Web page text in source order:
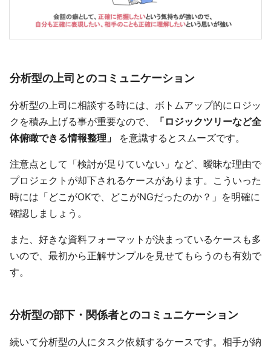
分析型の上司とのコミュニケーション
分析型の上司に相談する時には、ボトムアップ的にロジッ
クを積み上げる事が重要なので、
「ロジックツリーなど全
体俯瞰できる情報整理」
を意識するとスムーズです。
注意点として「検討が足りていない」など、曖昧な理由で
プロジェクトが却下されるケースがあります。こういった
時には「どこがOKで、どこがNGだったのか？」を明確に
確認しましょう。
また、好きな資料フォーマットが決まっているケースも多
いので、最初から正解サンプルを見せてもらうのも有効で
す。
分析型の部下・関係者とのコミュニケーション
続いて分析型の人にタスク依頼するケースです。相手が納